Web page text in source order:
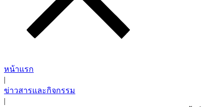
หน้าแรก
|
ข่าวสารและกิจกรรม
|